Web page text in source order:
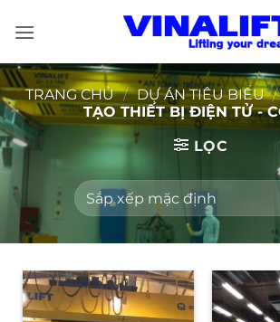
qua
dung
TRANG CHỦ / DỰ ÁN TIÊU BIỂU /
TẠO THIẾT BỊ ĐIỆN TỬ -
LỌC